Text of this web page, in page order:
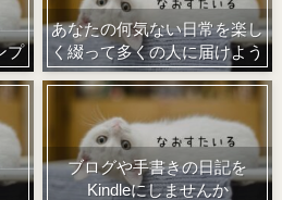
プ
あなたの何気ない日常を楽し
く綴って多くの人に届けよう
ブログや手書きの日記を
Kindleにしませんか